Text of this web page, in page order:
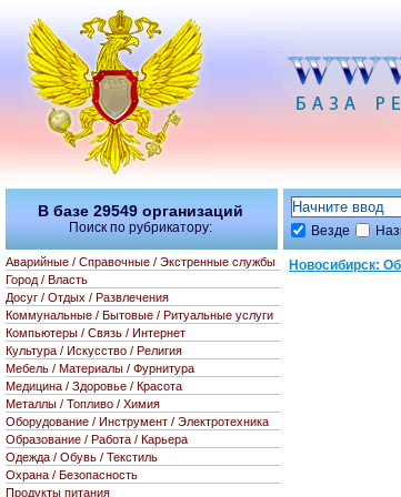
Везде
Новосибирск:
В базе 29549 организаций
Поиск по рубрикатору:
Аварийные / Справочные / Экстренные службы
Город / Власть
Досуг / Отдых / Развлечения
Коммунальные / Бытовые / Ритуальные услуги
Компьютеры / Связь / Интернет
Культура / Искусство / Религия
Мебель / Материалы / Фурнитура
Медицина / Здоровье / Красота
Металлы / Топливо / Химия
Оборудование / Инструмент / Электротехника
Образование / Работа / Карьера
Одежда / Обувь / Текстиль
Охрана / Безопасность
Продукты питания